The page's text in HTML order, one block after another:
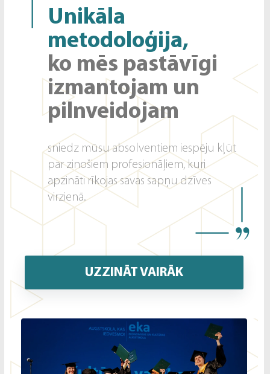
Unikāla
metodoloģija,
ko mēs pastāvīgi
izmantojam un
pilnveidojam
sniedz mūsu absolventiem iespēju kļūt
par zinošiem profesionāļiem, kuri
apzināti rīkojas savas sapņu dzīves
virzienā.
UZZINĀT VAIRĀK